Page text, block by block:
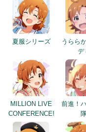
夏服シリーズ
うらら
デ
MILLION LIVE
CONFERENCE!
前進！